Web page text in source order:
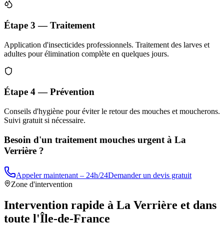
Étape 3 — Traitement
Application d'insecticides professionnels. Traitement des larves et
adultes pour élimination complète en quelques jours.
Étape 4 — Prévention
Conseils d'hygiène pour éviter le retour des mouches et moucherons.
Suivi gratuit si nécessaire.
Besoin d'un traitement mouches urgent à La
Verrière ?
Appeler maintenant – 24h/24Demander un devis gratuit
Zone d'intervention
Intervention rapide à La Verrière et dans
toute l'Île-de-France